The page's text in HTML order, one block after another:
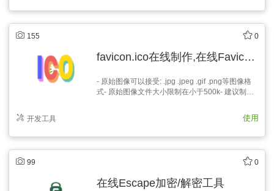
155 0
favicon.ico在线制作,在线Favicon.ico制作转换工具
- 原始图像可以接受: .jpg .jpeg .gif .png等图像格
式- 原始图像文件大小限制在小于500k- 建议制作
的ico尺寸,最后用上述小工具转换成ico图标格式.-
当然你也可以直接把原始尺寸的图像通过小工具直
开发工具 使用
99 0
在线Escape加密/解密工具